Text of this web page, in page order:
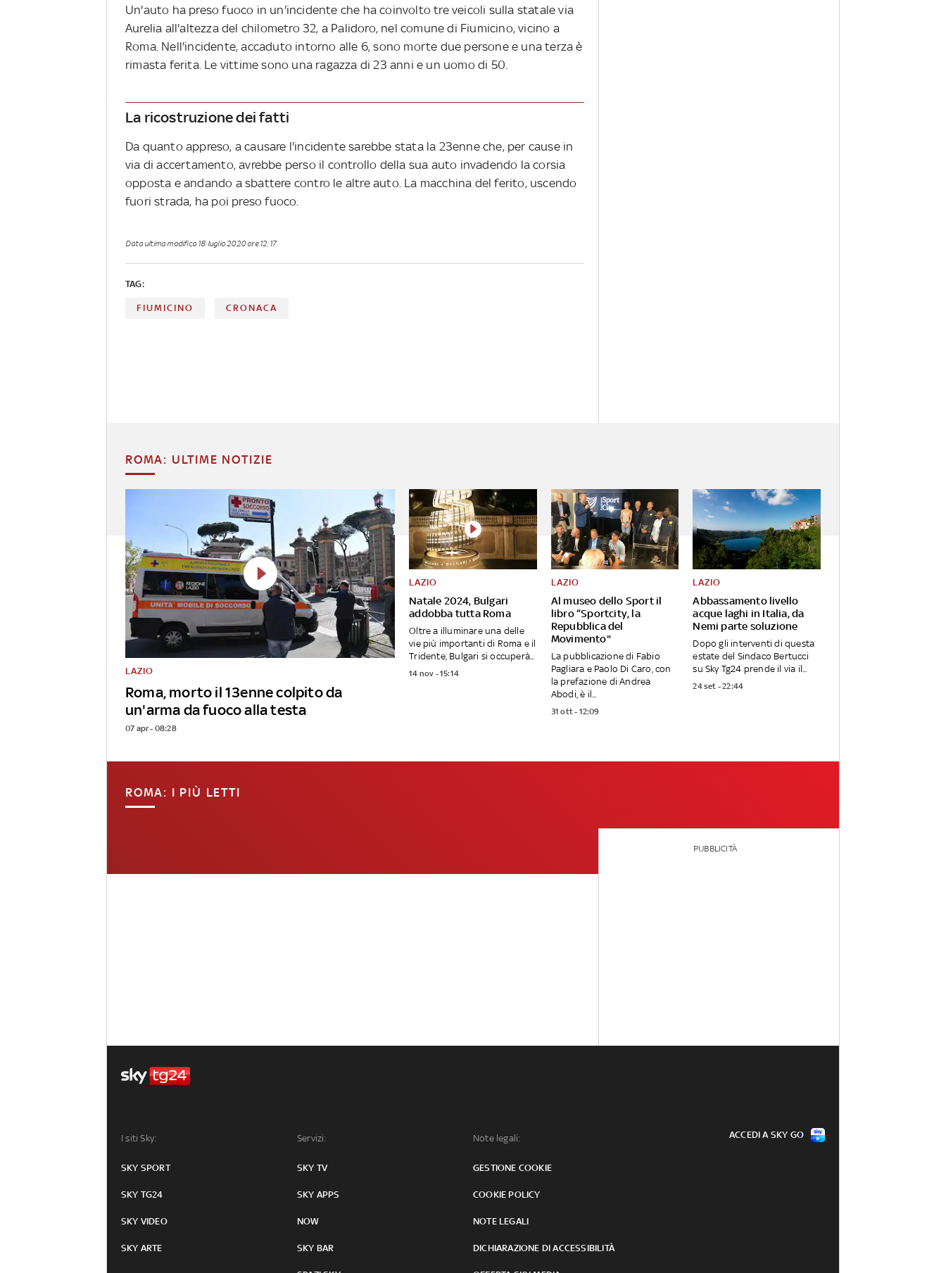
Un'auto ha preso fuoco in un'incidente che ha coinvolto tre veicoli sulla statale via
Aurelia all'altezza del chilometro 32, a Palidoro, nel comune di Fiumicino, vicino a
Roma. Nell'incidente, accaduto intorno alle 6, sono morte due persone e una terza è
rimasta ferita. Le vittime sono una ragazza di 23 anni e un uomo di 50.
La ricostruzione dei fatti
Da quanto appreso, a causare l'incidente sarebbe stata la 23enne che, per cause in
via di accertamento, avrebbe perso il controllo della sua auto invadendo la corsia
opposta e andando a sbattere contro le altre auto. La macchina del ferito, uscendo
fuori strada, ha poi preso fuoco.
Data ultima modifica 18 luglio 2020 ore 12:17
TAG:
FIUMICINO CRONACA
ROMA: ULTIME NOTIZIE
Roma, morto il 13enne colpito da
un'arma da fuoco alla testa
LAZIO
07 apr - 08:28
Natale 2024, Bulgari
addobba tutta Roma
LAZIO
Oltre a illuminare una delle
vie più importanti di Roma e il
Tridente, Bulgari si occuperà...
14 nov - 15:14
Al museo dello Sport il
libro “Sportcity, la
Repubblica del
Movimento"
LAZIO
La pubblicazione di Fabio
Pagliara e Paolo Di Caro, con
la prefazione di Andrea
Abodi, è il...
31 ott - 12:09
Abbassamento livello
acque laghi in Italia, da
Nemi parte soluzione
LAZIO
Dopo gli interventi di questa
estate del Sindaco Bertucci
su Sky Tg24 prende il via il...
24 set - 22:44
ROMA: I PIÙ LETTI
PUBBLICITÀ
I siti Sky:
SKY SPORT
SKY TG24
SKY VIDEO
SKY ARTE
Servizi:
SKY TV
SKY APPS
NOW
SKY BAR
Note legali:
GESTIONE COOKIE
COOKIE POLICY
NOTE LEGALI
DICHIARAZIONE DI ACCESSIBILITÀ
ACCEDI A SKY GO